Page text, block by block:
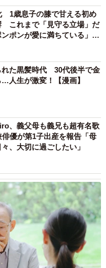
1歳息子の膝で甘える初め
これまで「見守る立場」だ
ポンが愛に満ちている」
れた黒髪時代 30代後半で金
人生が激変！【漫画】
、義父母も義兄も超有名歌
優が第1子出産を報告「母
、大切に過ごしたい」